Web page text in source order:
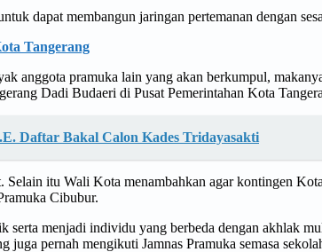
dapat membangun jaringan pertemanan dengan
Tangerang
anggota pramuka lain yang akan berkumpul,
Dadi Budaeri di Pusat Pemerintahan Kota
Daftar Bakal Calon Kades Tridayasakti
itu Wali Kota menambahkan agar kontingen
Cibubur.
menjadi individu yang berbeda dengan akhlak
pernah mengikuti Jamnas Pramuka semasa